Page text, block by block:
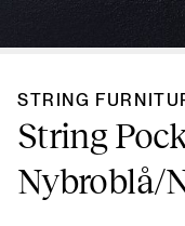
STRING
String
Nybroblå/